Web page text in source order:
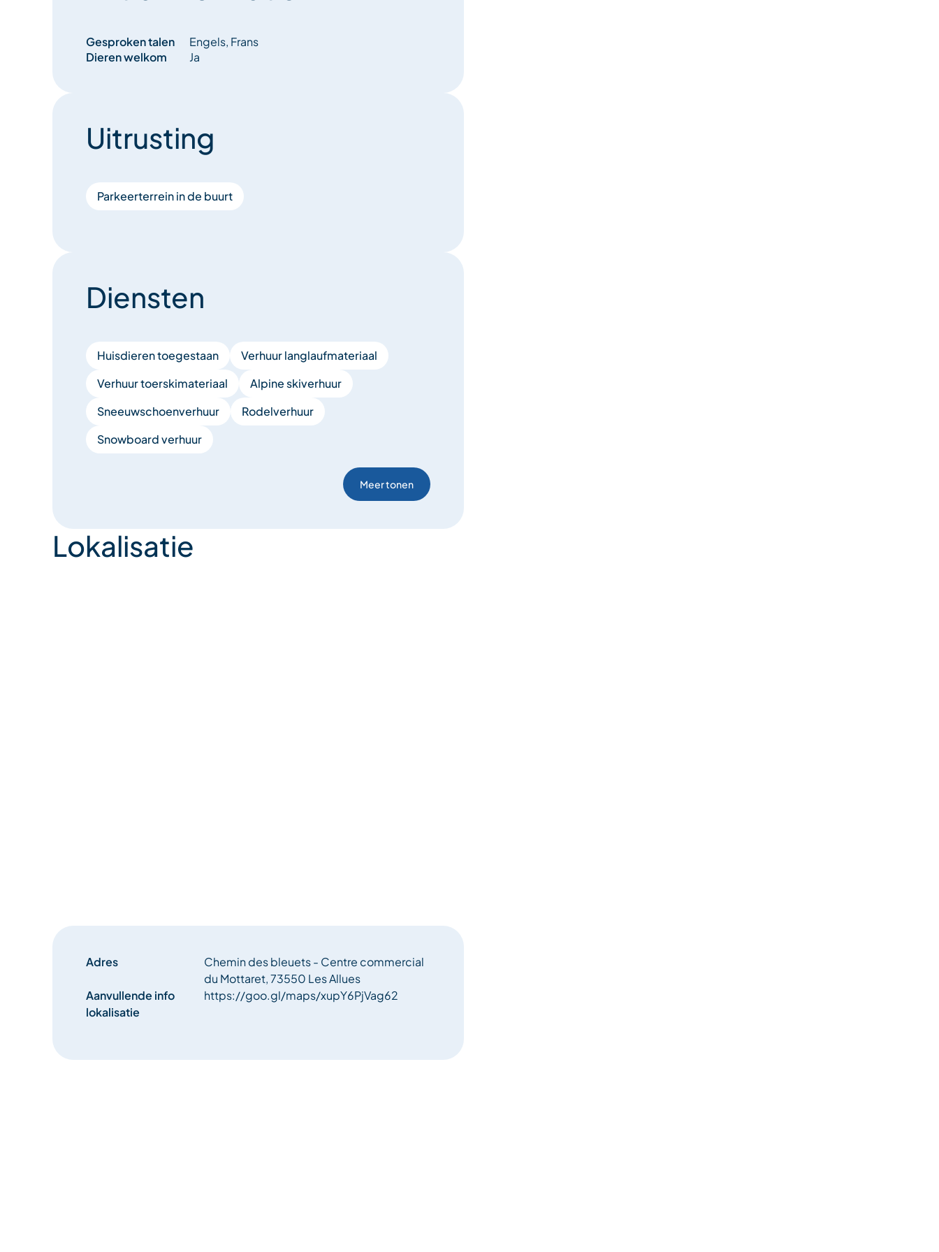
Gesproken talen
Engels, Frans
Dieren welkom
Ja
Uitrusting
Parkeerterrein in de buurt
Diensten
Huisdieren toegestaan
Verhuur langlaufmateriaal
Verhuur toerskimateriaal
Alpine skiverhuur
Sneeuwschoenverhuur
Rodelverhuur
Snowboard verhuur
Meer tonen
Lokalisatie
Adres
Chemin des bleuets - Centre commercial
du Mottaret, 73550 Les Allues
Aanvullende info
lokalisatie
https://goo.gl/maps/xupY6PjVag62